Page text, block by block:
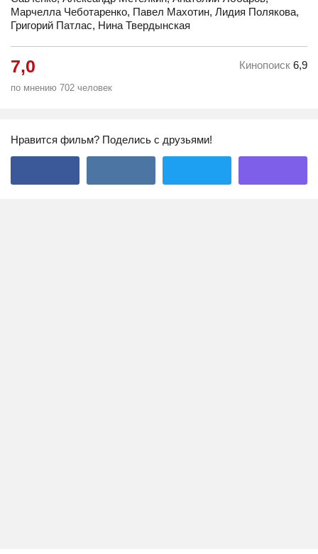
Марчелла Чеботаренко, Павел Махотин, Лидия Полякова,
Григорий Патлас, Нина Твердынская
7,0
по мнению 702 человек
Кинопоиск 6,9
Нравится фильм? Поделись с друзьями!